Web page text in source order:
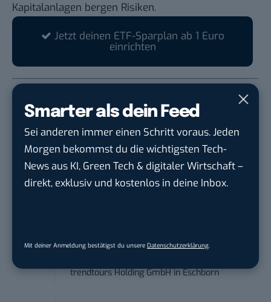
Smarter als dein Feed
Sei anderen immer einen Schritt voraus. Jeden
Morgen bekommst du die wichtigsten Tech-
News aus KI, Green Tech & digitaler Wirtschaft –
direkt, exklusiv und kostenlos in deine Inbox.
Mit deiner Anmeldung bestätigst du unsere Datenschutzerklärung
Kapitalanlagen bergen Risiken.
Jetzt deinen ETF-Sparplan ab 1 Euro
einrichten
*Alle Sparpläne gebührenfrei (ggf. fallen
Produktkosten, Spreads, Zuwendungen und Crypto-
Gebühren an)
Anforderungs- und Projektmanager
trendtours Holding GmbH in Eschborn